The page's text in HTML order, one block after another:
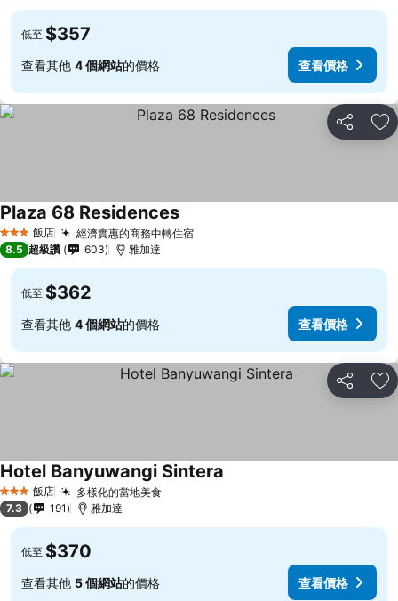
低至 $357
查看其他 4 個網站的價格 查看價格
分享 加
3 星級 飯店 經濟實惠的商務中轉住宿
Plaza 68 Residences
8.5 超級讚 603 雅加達
低至 $362
查看其他 4 個網站的價格 查看價格
分享 加
3 星級 飯店 多樣化的當地美食
Hotel Banyuwangi Sintera
7.3 191 雅加達
低至 $370
查看其他 5 個網站的價格 查看價格